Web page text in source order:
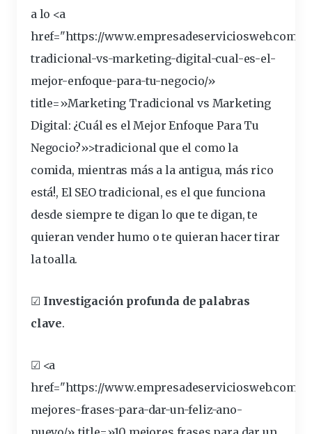
a lo <a
href="https://www.empresadeserviciosweb.com/
tradicional-vs-marketing-digital-cual-es-el-
mejor-enfoque-para-tu-negocio/»
title=»Marketing Tradicional vs Marketing
Digital: ¿Cuál es el Mejor Enfoque Para Tu
Negocio?»>tradicional que el como la
comida, mientras más a la antigua, más rico
está!, El SEO tradicional, es el que funciona
desde siempre te digan lo que te digan, te
quieranvender humo o te quieran hacer tirar
la toalla.
☑ Investigación profunda de palabras
clave.
☑ <a
href="https://www.empresadeserviciosweb.com/
mejores-frases-para-dar-un-feliz-ano-